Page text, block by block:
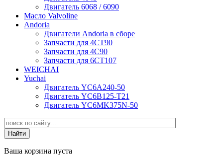
Двигатель 6068 / 6090
Масло Valvoline
Andoria
Двигатели Andoria в сборе
Запчасти для 4CT90
Запчасти для 4С90
Запчасти для 6CT107
WEICHAI
Yuchai
Двигатель YC6A240-50
Двигатель YC6B125-T21
Двигатель YC6MK375N-50
Ваша корзина пуста